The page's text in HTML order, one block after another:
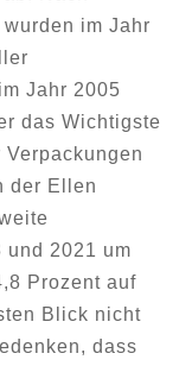
im Jahr
Jahr 2005
das Wichtigste
der Ellen
und 2021 um
Prozent auf
Blick nicht
dass